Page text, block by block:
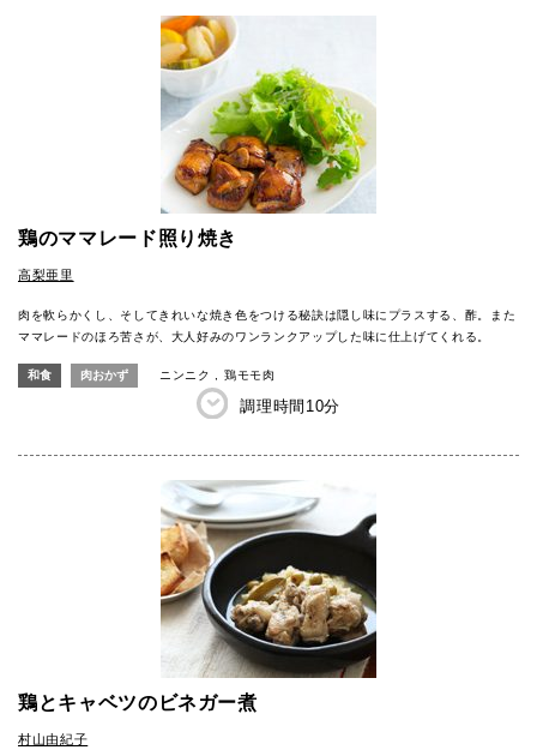
鶏のママレード照り焼き
高梨亜里
肉を軟らかくし、そしてきれいな焼き色をつける秘訣は隠し味にプラスする、酢。また
ママレードのほろ苦さが、大人好みのワンランクアップした味に仕上げてくれる。
和食 肉おかず ニンニク 鶏モモ肉
調理時間 10分
鶏とキャベツのビネガー煮
村山由紀子